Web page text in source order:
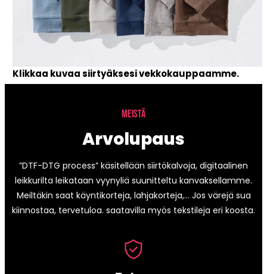
Klikkaa kuvaa siirtyäksesi vekkokauppaamme.
MEISTÄ
Arvolupaus
”DTF-DTG process” käsitellään siirtökalvoja, digitaalinen
leikkurilta leikataan vyynyliä suunitteltu kanvaksellamme.
Meiltäkin saat käyntikorteja, lahjakorteja,… Jos värejä sua
kiinnostaa, tervetuloa. saatavilla myös tekstileja eri koosta.